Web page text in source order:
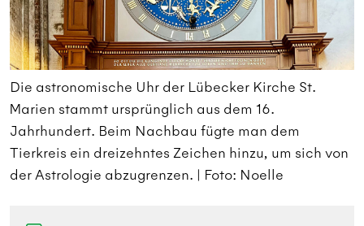
Die astronomische Uhr der Lübecker Kirche St.
Marien stammt ursprünglich aus dem 16.
Jahrhundert. Beim Nachbau fügte man dem
Tierkreis ein dreizehntes Zeichen hinzu, um sich von
der Astrologie abzugrenzen. | Foto: Noelle